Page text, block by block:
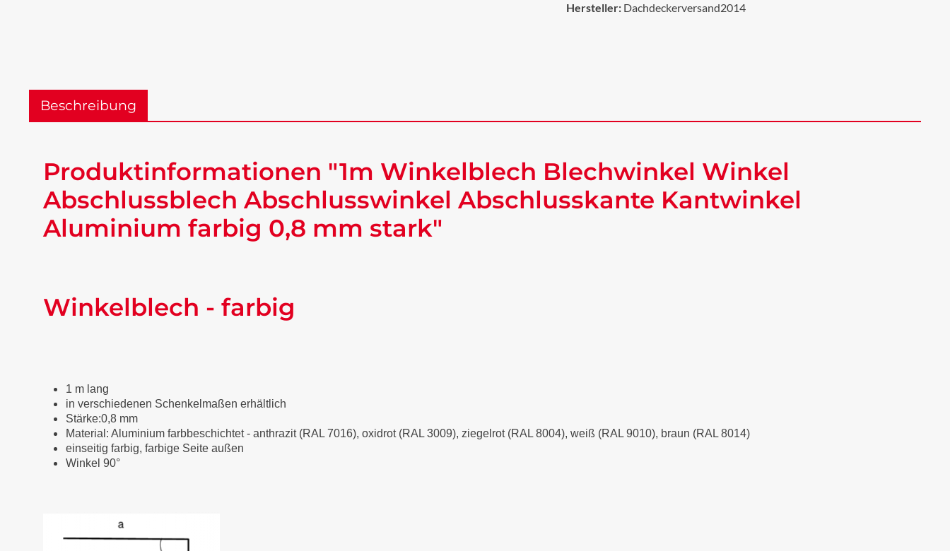
Hersteller: Dachdeckerversand2014
Beschreibung
Produktinformationen "1m Winkelblech Blechwinkel Winkel
Abschlussblech Abschlusswinkel Abschlusskante Kantwinkel
Aluminium farbig 0,8 mm stark"
Winkelblech - farbig
1 m lang
in verschiedenen Schenkelmaßen erhältlich
Stärke:0,8 mm
Material: Aluminium farbbeschichtet- anthrazit (RAL 7016), oxidrot (RAL 3009), ziegelrot (RAL 8004), weiß (RAL 9010), braun (RAL 8014)
einseitig farbig, farbige Seite außen
Winkel 90°